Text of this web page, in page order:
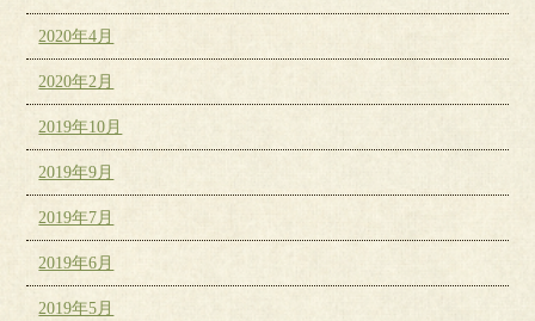
2020年4月
2020年2月
2019年10月
2019年9月
2019年7月
2019年6月
2019年5月